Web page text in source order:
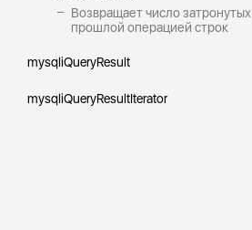
Возвращает число затронутых
прошлой операцией строк
mysqliQueryResult
mysqliQueryResultIterator